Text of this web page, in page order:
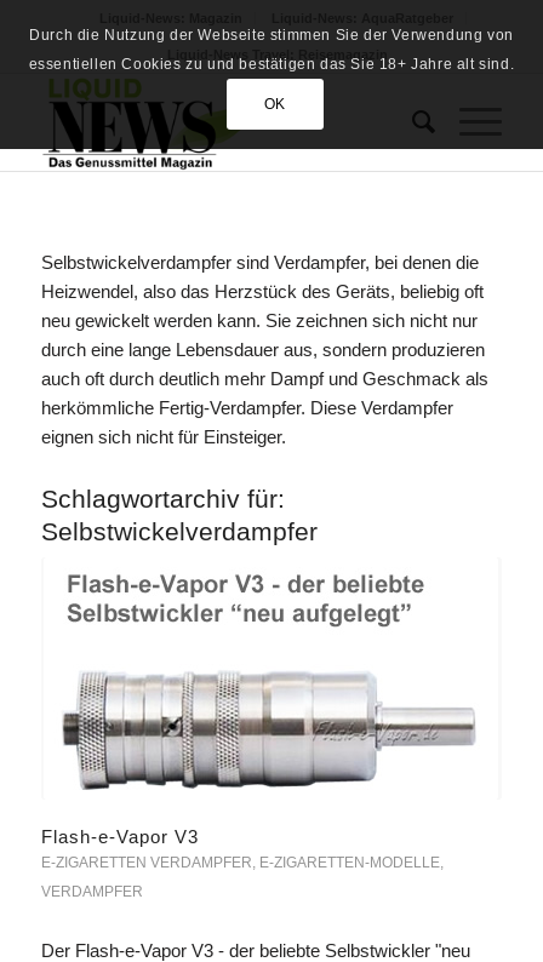
Selbstwickelverdampfer sind Verdampfer, bei denen die
Heizwendel, also das Herzstück des Geräts, beliebig oft
neu gewickelt werden kann. Sie zeichnen sich nicht nur
durch eine lange Lebensdauer aus, sondern produzieren
auch oft durch deutlich mehr Dampf und Geschmack als
herkömmliche Fertig-Verdampfer. Diese Verdampfer
eignen sich nicht für Einsteiger.
Schlagwortarchiv für:
Selbstwickelverdampfer
Flash-e-Vapor V3
E-ZIGARETTEN VERDAMPFER E-ZIGARETTEN-MODELLE,
VERDAMPFER
Der Flash-e-Vapor V3 - der beliebte Selbstwickler "neu
Durch die Nutzung der Webseite stimmen Sie der Verwendung von
essentiellen Cookies zu und bestätigen das Sie 18+ Jahre alt sind.
OK